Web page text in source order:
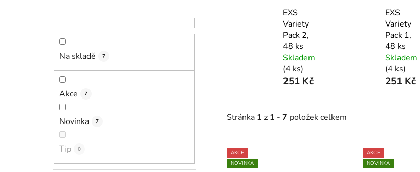
Na skladě 7
Akce 7
Novinka 7
Tip 0
EXS
Variety
Pack 2,
48 ks
Skladem
(4 ks)
251 Kč
EXS
Variety
Pack 1,
48 ks
Skladem
(4 ks)
251 Kč
Stránka 1 z 1 - 7 položek celkem
V
ý
AKCE
NOVINKA
AKCE
NOVINKA